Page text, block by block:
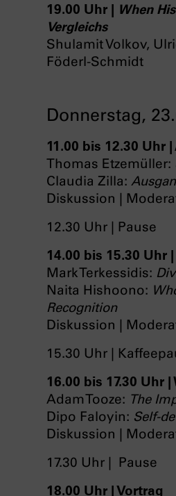
19.00 Uhr | When
Vergleichs
Shulamit Volkov,
Föderl-Schmidt
Donnerstag,
11.00 bis 12.30
Thomas Etzemüller:
Claudia Zilla:
Diskussion |
12.30 Uhr | Pause
14.00 bis 15.30
Mark Terkessidis:
Naita Hishoono:
Recognition
Diskussion |
15.30 Uhr |
16.00 bis 17.30 Uhr
Adam Tooze: The
Dipo Faloyin: Self-
Diskussion |
17.30 Uhr | Pause
18.00 Uhr | Vortrag